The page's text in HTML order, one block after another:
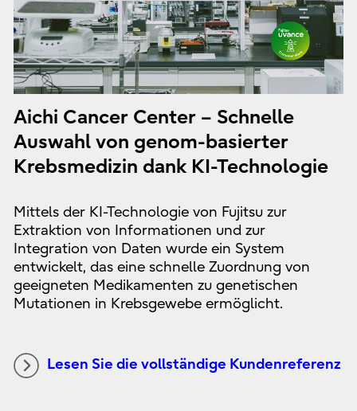
Aichi Cancer Center – Schnelle
Auswahl von genom-basierter
Krebsmedizin dank KI-Technologie
Mittels der KI-Technologie von Fujitsu zur
Extraktion von Informationen und zur
Integration von Daten wurde ein System
entwickelt, das eine schnelle Zuordnung von
geeigneten Medikamenten zu genetischen
Mutationen in Krebsgewebe ermöglicht.
Lesen Sie die vollständige Kundenreferenz